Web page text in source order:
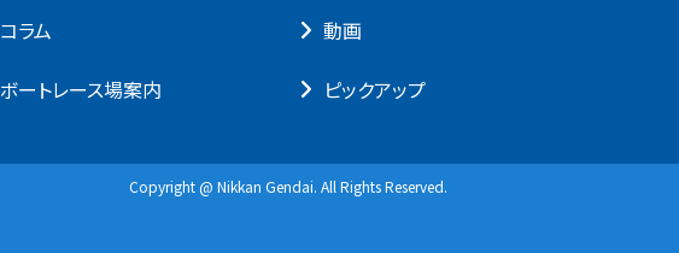
コラム
ボートレース場案内
動画
ピックアップ
Copyright @ Nikkan Gendai. All Rights Reserved.